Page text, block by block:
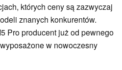
których ceny są zazwyczaj
znanych konkurentów.
Pro producent już od pewnego
w nowoczesny